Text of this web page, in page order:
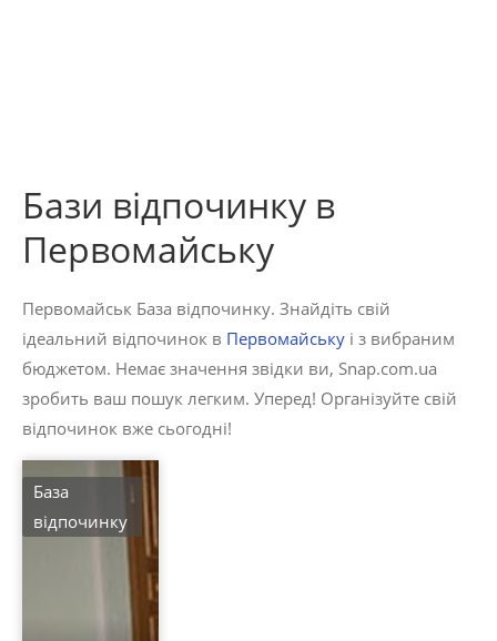
Бази відпочинку в
Первомайську
Первомайськ База відпочинку. Знайдіть свій
ідеальний відпочинок в Первомайську і з вибраним
бюджетом. Немає значення звідки ви, Snap.com.ua
зробить ваш пошук легким. Уперед! Організуйте свій
відпочинок вже сьогодні!
База
відпочинку